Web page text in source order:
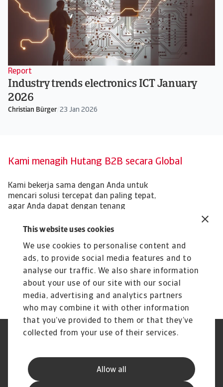
This website uses cookies
We use cookies to personalise content and
ads, to provide social media features and to
analyse our traffic. We also share information
about your use of our site with our social
media, advertising and analytics partners
who may combine it with other information
that you’ve provided to them or that they’ve
collected from your use of their services.
Allow all
Report
Industry trends electronics ICT January
2026
Christian Bürger/ 23 Jan 2026
Kami menagih Hutang B2B secara Global
Kami bekerja sama dengan Anda untuk
mencari solusi tercepat dan paling tepat,
agar Anda dapat dengan tenang
sementara kami menagihkan piutang
Servis
Supplier Information
Disclaimer
GDPR
Channel Partner Program